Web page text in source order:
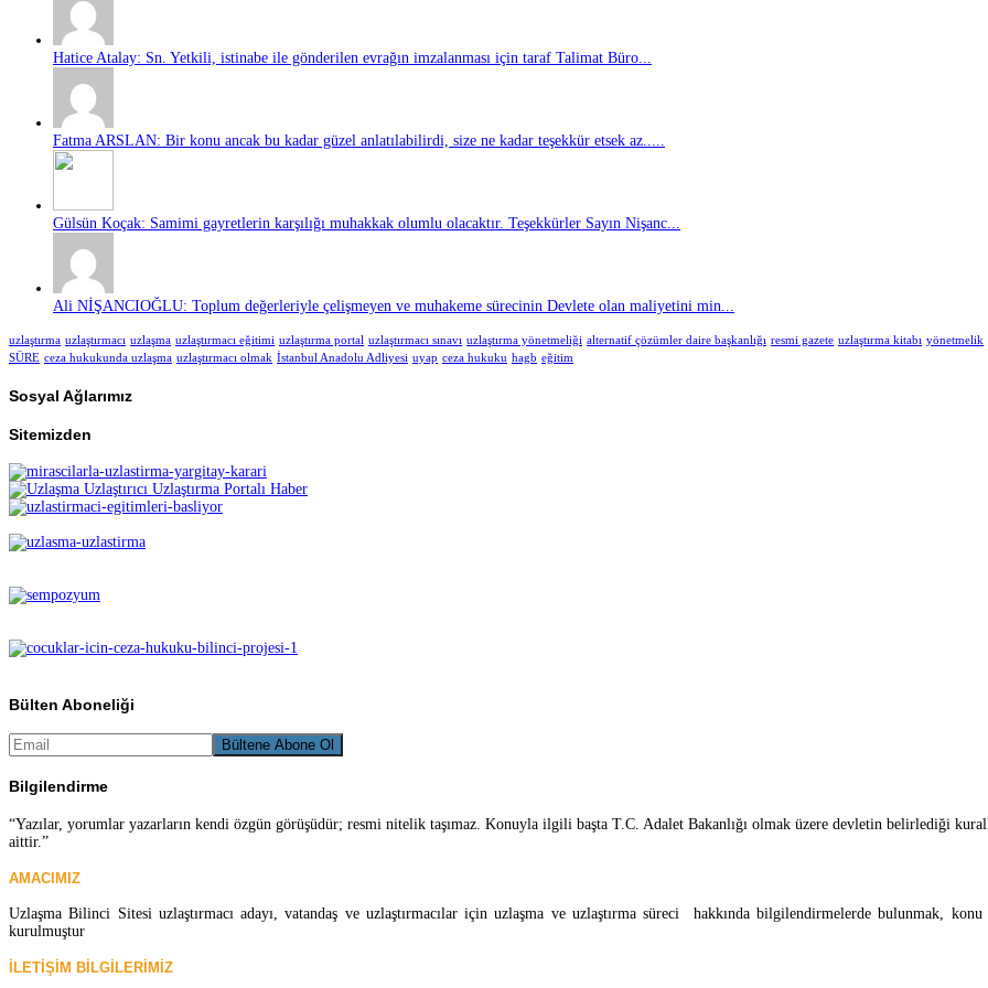
Hatice Atalay: Sn. Yetkili, istinabe ile gönderilen evrağın imzalanması için taraf Talimat Büro...
Fatma ARSLAN: Bir konu ancak bu kadar güzel anlatılabilirdi, size ne kadar teşekkür etsek az.....
Gülsün Koçak: Samimi gayretlerin karşılığı muhakkak olumlu olacaktır. Teşekkürler Sayın Nişanc...
Ali NİŞANCIOĞLU: Toplum değerleriyle çelişmeyen ve muhakeme sürecinin Devlete olan maliyetini min...
uzlaştırma uzlaştırmacı uzlaşma uzlaştırmacı eğitimi uzlaştırma portal uzlaştırmacı sınavı uzlaştırma yönetmeliği alternatif çözümler daire başkanlığı resmi gazete uzlaştırma kitabı yönetmelik
SÜRE ceza hukukunda uzlaşma uzlaştırmacı olmak İstanbul Anadolu Adliyesi uyap ceza hukuku hagb eğitim
Sosyal Ağlarımız
Sitemizden
Bülten Aboneliği
Bilgilendirme
“Yazılar, yorumlar yazarların kendi özgün görüşüdür; resmi nitelik taşımaz. Konuyla ilgili başta T.C. Adalet Bakanlığı olmak üzere devletin belirlediği
aittir.”
AMACIMIZ
Uzlaşma Bilinci Sitesi uzlaştırmacı adayı, vatandaş ve uzlaştırmacılar için uzlaşma ve uzlaştırma süreci hakkında bilgilendirmelerde bulunmak,
kurulmuştur
İLETİŞİM BİLGİLERİMİZ